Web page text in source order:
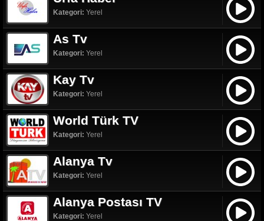
Kategori: Yerel
As Tv
Kategori: Yerel
Kay Tv
Kategori: Yerel
World Türk TV
Kategori: Yerel
Alanya Tv
Kategori: Yerel
Alanya Postası TV
Kategori: Yerel